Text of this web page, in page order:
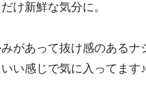
け新鮮な気分に。
があって抜け感のあるナ
い感じで気に入ってます♪